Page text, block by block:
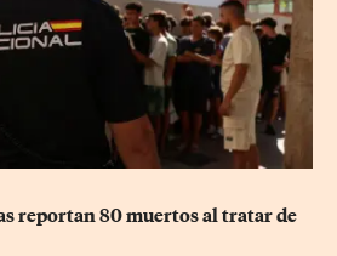
reportan 80 muertos al tratar de